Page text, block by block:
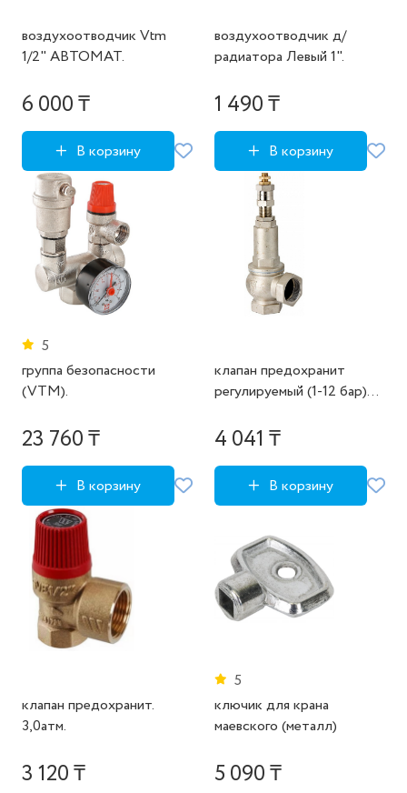
воздухоотводчик Vtm
1/2" АВТОМАТ.
6 000 ₸
В корзину
воздухоотводчик д/
радиатора Левый 1".
1 490 ₸
В корзину
5
группа безопасности
(VTM).
23 760 ₸
В корзину
клапан предохранит
регулируемый (1-12 бар)
4 041 ₸
В корзину
клапан предохранит.
3,0атм.
3 120 ₸
5
ключик для крана
маевского (металл)
5 090 ₸